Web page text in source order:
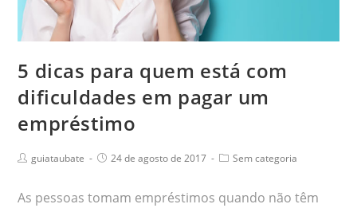
5 dicas para quem está com
dificuldades em pagar um
empréstimo
guiataubate 24 de agosto de 2017 Sem categoria
As pessoas tomam empréstimos quando não têm